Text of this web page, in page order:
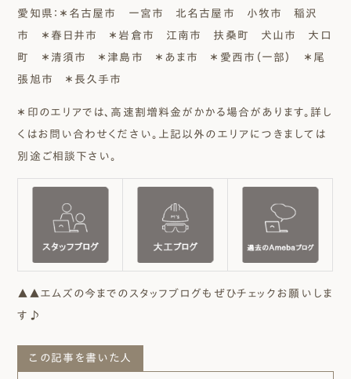
愛知県：＊名古屋市 一宮市 北名古屋市 小牧市 稲沢
市 ＊春日井市 ＊岩倉市 江南市 扶桑町 犬山市 大口
町 ＊清須市 ＊津島市 ＊あま市 ＊愛西市（一部） ＊尾
張旭市 ＊長久手市
＊印のエリアでは、高速割増料金がかかる場合があります。詳し
くはお問い合わせください。上記以外のエリアにつきましては
別途ご相談下さい。
▲▲エムズの今までのスタッフブログもぜひチェックお願いしま
す♪
この記事を書いた人